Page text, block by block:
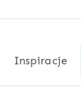
Inspiracje